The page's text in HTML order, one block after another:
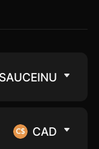
SAUCEINU
CAD